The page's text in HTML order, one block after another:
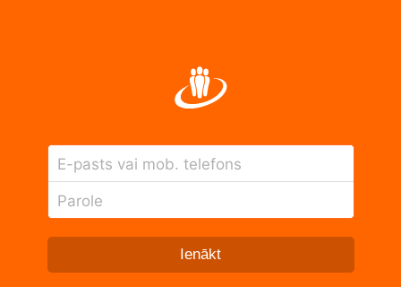
E-pasts vai mob. telefons
Parole
Ienākt